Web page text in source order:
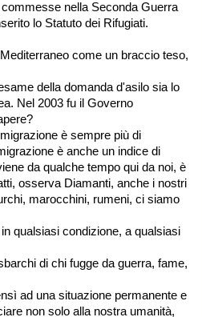
nella Seconda Guerra
lo Statuto dei Rifugiati.
come un braccio teso,
della domanda d'asilo sia lo
Nel 2003 fu il Governo
è sempre più di
è anche un indice di
da qualche tempo qui da noi, è
osserva Diamanti, anche i nostri
marocchini, rumeni, ci siamo
qualsiasi condizione, a qualsiasi
di chi fugge da guerra, fame,
ad una situazione permanente e
non solo alla nostra umanità,